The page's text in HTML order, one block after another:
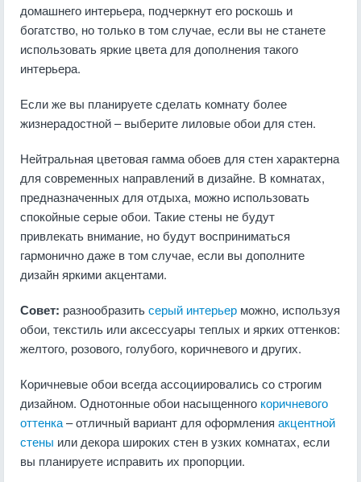
домашнего интерьера, подчеркнут его роскошь и
богатство, но только в том случае, если вы не станете
использовать яркие цвета для дополнения такого
интерьера.
Если же вы планируете сделать комнату более
жизнерадостной – выберите лиловые обои для стен.
Нейтральная цветовая гамма обоев для стен характерна
для современных направлений в дизайне. В комнатах,
предназначенных для отдыха, можно использовать
спокойные серые обои. Такие стены не будут
привлекать внимание, но будут восприниматься
гармонично даже в том случае, если вы дополните
дизайн яркими акцентами.
Совет: разнообразитьсерый интерьер можно, используя
обои, текстиль или аксессуары теплых и ярких оттенков:
желтого, розового, голубого, коричневого и других.
Коричневые обои всегда ассоциировались со строгим
дизайном. Однотонные обои насыщенного коричневого
оттенка– отличный вариант для оформления акцентной
стены или декора широких стен в узких комнатах, если
вы планируете исправить их пропорции.